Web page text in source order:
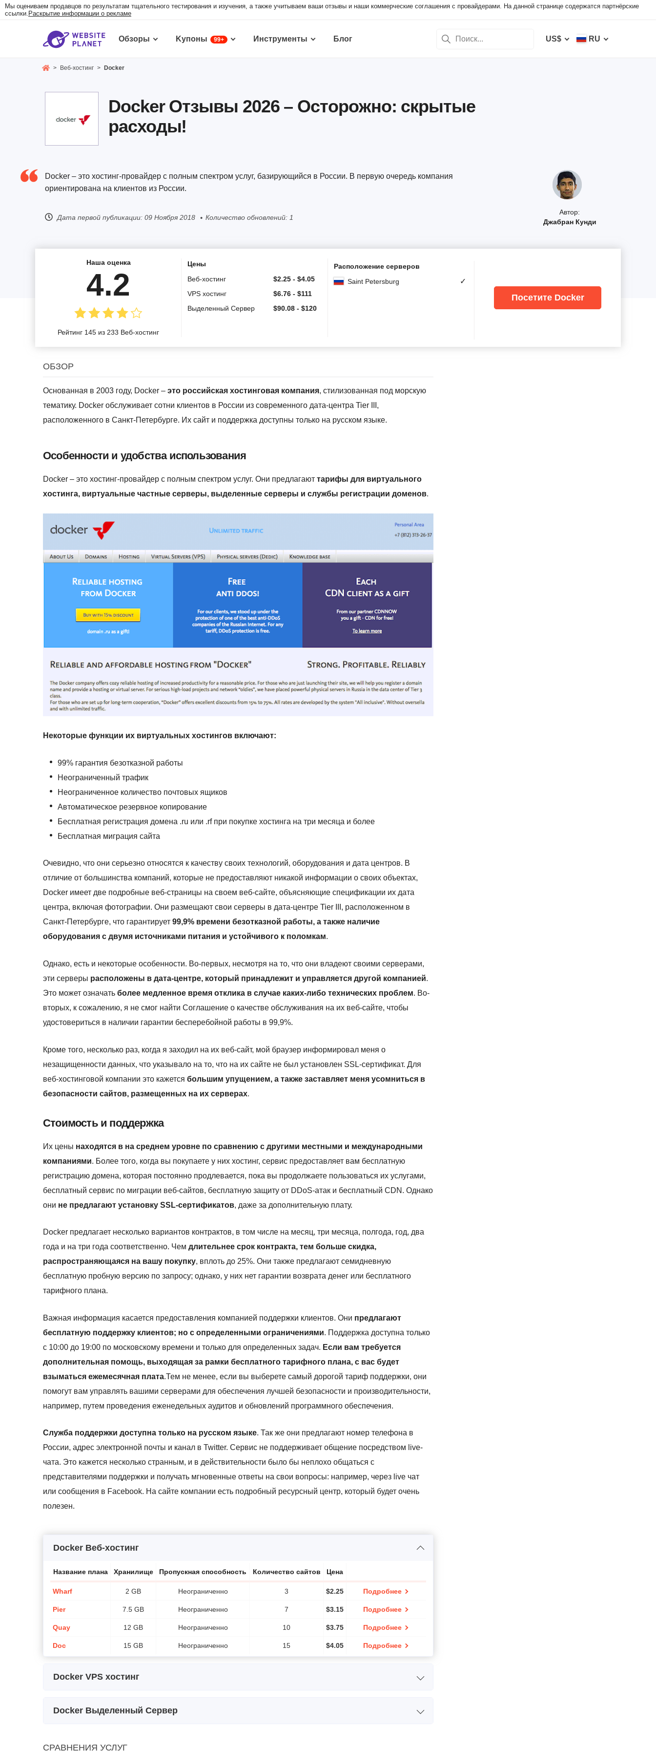
Мы оцениваем продавцов по результатам тщательного тестирования и изучения, а также учитываем ваши отзывы и наши коммерческие соглашения с провайдерами. На данной странице содержатся партнёрские
ссылки. Раскрытие информации о рекламе
Обзоры Kупоны 99+ Инструменты Блог US$ RU
> Веб-хостинг > Docker
Docker Oтзывы 2026 – Осторожно: скрытые
расходы!
Автор:
Джабран Кунди
Docker – это хостинг-провайдер с полным спектром услуг, базирующийся в России. В первую очередь компания
ориентирована на клиентов из России.
Дата первой публикации: 09 Ноября 2018 Количество обновлений: 1
Наша оценка
4.2
Рейтинг 145 из 233 Веб-хостинг
Цены
Веб-хостинг
$2.25 - $4.05
VPS хостинг
$6.76 - $111
Выделенный Сервер
$90.08 - $120
Расположение серверов
Saint Petersburg
✓
Посетите Docker
ОБЗОР
Основанная в 2003 году, Docker – это российская хостинговая компания, стилизованная под морскую
тематику. Docker обслуживает сотни клиентов в России из современного дата-центра Tier III,
расположенного в Санкт-Петербурге. Их сайт и поддержка доступны только на русском языке.
Особенности и удобства использования
Docker – это хостинг-провайдер с полным спектром услуг. Они предлагают тарифы для виртуального
хостинга, виртуальные частные серверы, выделенные серверы и службы регистрации доменов.
Некоторые функции их виртуальных хостингов включают:
99% гарантия безотказной работы
Неограниченный трафик
Неограниченное количество почтовых ящиков
Автоматическое резервное копирование
Бесплатная регистрация домена .ru или .rf при покупке хостинга на три месяца и более
Бесплатная миграция сайта
Очевидно, что они серьезно относятся к качеству своих технологий, оборудования и дата центров. В
отличие от большинства компаний, которые не предоставляют никакой информации о своих объектах,
Docker имеет две подробные веб-страницы на своем веб-сайте, объясняющие спецификации их дата
центра, включая фотографии. Они размещают свои серверы в дата-центре Tier III, расположенном в
Санкт-Петербурге, что гарантирует 99,9% времени безотказной работы, а также наличие
оборудования с двумя источниками питания и устойчивого к поломкам.
Однако, есть и некоторые особенности. Во-первых, несмотря на то, что они владеют своими серверами,
эти серверы расположены в дата-центре, который принадлежит и управляется другой компанией.
Это может означать более медленное время отклика в случае каких-либо технических проблем. Во-
вторых, к сожалению, я не смог найти Соглашение о качестве обслуживания на их веб-сайте, чтобы
удостовериться в наличии гарантии бесперебойной работы в 99,9%.
Кроме того, несколько раз, когда я заходил на их веб-сайт, мой браузер информировал меня о
незащищенности данных, что указывало на то, что на их сайте не был установлен SSL-сертификат. Для
веб-хостинговой компании это кажется большим упущением, а также заставляет меня усомниться в
безопасности сайтов, размещенных на их серверах.
Стоимость и поддержка
Их цены находятся в на среднем уровне по сравнению с другими местными и международными
компаниями. Более того, когда вы покупаете у них хостинг, сервис предоставляет вам бесплатную
регистрацию домена, которая постоянно продлевается, пока вы продолжаете пользоваться их услугами,
бесплатный сервис по миграции веб-сайтов, бесплатную защиту от DDoS-атак и бесплатный CDN. Однако
они не предлагают установку SSL-сертификатов, даже за дополнительную плату.
Docker предлагает несколько вариантов контрактов, в том числе на месяц, три месяца, полгода, год, два
года и на три года соответственно. Чем длительнее срок контракта, тем больше скидка,
распространяющаяся на вашу покупку, вплоть до 25%. Они также предлагают семидневную
бесплатную пробную версию по запросу; однако, у них нет гарантии возврата денег или бесплатного
тарифного плана.
Важная информация касается предоставления компанией поддержки клиентов. Они предлагают
бесплатную поддержку клиентов; но с определенными ограничениями. Поддержка доступна только
с 10:00 до 19:00 по московскому времени и только для определенных задач. Если вам требуется
дополнительная помощь, выходящая за рамки бесплатного тарифного плана, с вас будет
взыматься ежемесячная плата.Тем не менее, если вы выберете самый дорогой тариф поддержки, они
помогут вам управлять вашими серверами для обеспечения лучшей безопасности и производительности,
например, путем проведения еженедельных аудитов и обновлений программного обеспечения.
Служба поддержки доступна только на русском языке. Так же они предлагают номер телефона в
России, адрес электронной почты и канал в Twitter. Сервис не поддерживает общение посредством live-
чата. Это кажется несколько странным, и в действительности было бы неплохо общаться с
представителями поддержки и получать мгновенные ответы на свои вопросы: например, через live чат
или сообщения в Facebook. На сайте компании есть подробный ресурсный центр, который будет очень
полезен.
Docker Веб-хостинг
Название плана Хранилище Пропускная способность Количество сайтов Цена
Wharf 2 GB Неограниченно 3 $2.25 Подробнее
Pier 7.5 GB Неограниченно 7 $3.15 Подробнее
Quay 12 GB Неограниченно 10 $3.75 Подробнее
Doc 15 GB Неограниченно 15 $4.05 Подробнее
Docker VPS хостинг
Docker Выделенный Сервер
СРАВНЕНИЯ УСЛУГ